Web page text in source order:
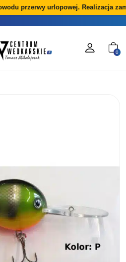
przerwy urlopowej. Realizacja
0